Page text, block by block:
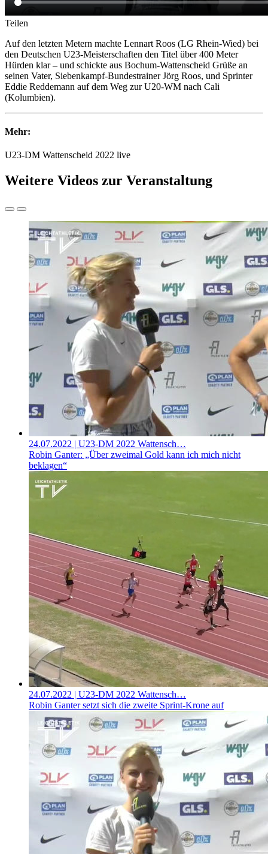
Teilen
Auf den letzten Metern machte Lennart Roos (LG Rhein-Wied) bei
den Deutschen U23-Meisterschaften den Titel über 400 Meter
Hürden klar – und schickte aus Bochum-Wattenscheid Grüße an
seinen Vater, Siebenkampf-Bundestrainer Jörg Roos, und Sprinter
Eddie Reddemann auf dem Weg zur U20-WM nach Cali
(Kolumbien).
Mehr:
U23-DM Wattenscheid 2022 live
Weitere Videos zur Veranstaltung
24.07.2022 | U23-DM 2022 Wattensch…
Robin Ganter: „Über zweimal Gold kann ich mich nicht
beklagen“
24.07.2022 | U23-DM 2022 Wattensch…
Robin Ganter setzt sich die zweite Sprint-Krone auf